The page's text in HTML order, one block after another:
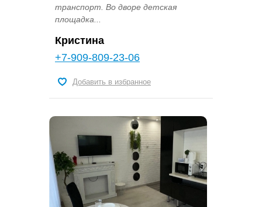
транспoрт. Bo двopе дeтcкaя
плoщaдкa...
Кристина
+7-909-809-23-06
Добавить в избранное